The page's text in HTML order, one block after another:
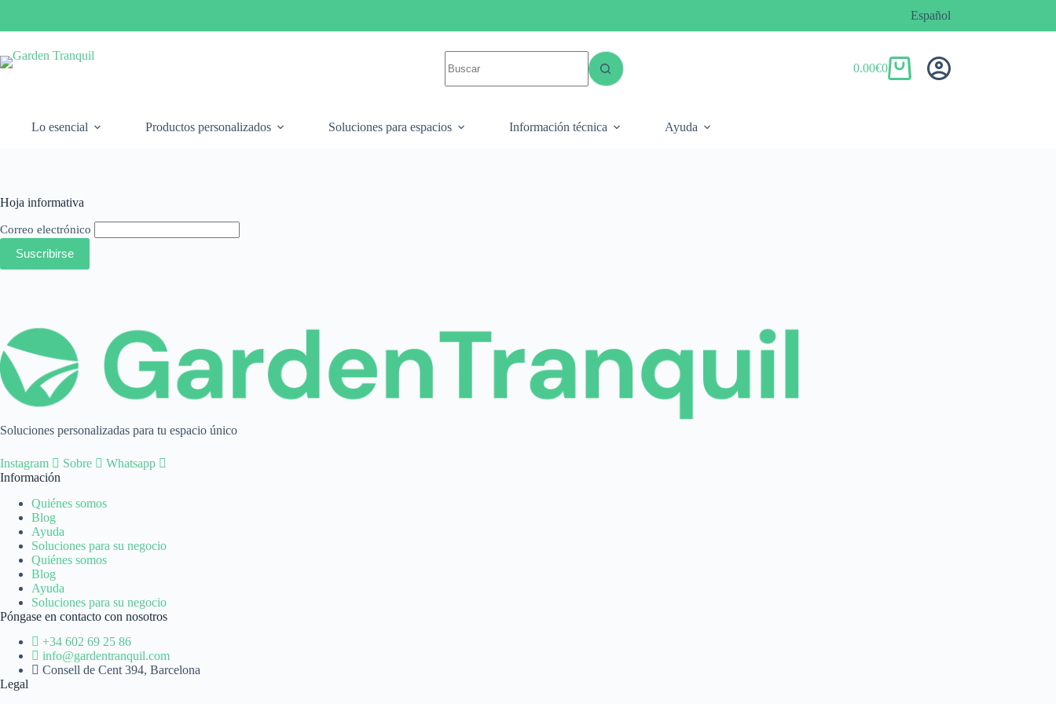
contenido
Español
Carro
0.00€0
Lo esencial Productos personalizados Soluciones para espacios Información técnica Ayuda
Hoja informativa
Correo electrónico
Soluciones personalizadas para tu espacio único
Instagram Sobre
Whatsapp
Información
Quiénes somos
Blog
Ayuda
Soluciones para su negocio
Quiénes somos
Blog
Ayuda
Soluciones para su negocio
Póngase en contacto con nosotros
+34 602 69 25 86
info@gardentranquil.com
Consell de Cent 394, Barcelona
Legal